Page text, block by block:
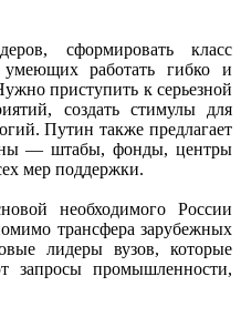
сформировать класс
умеющих работать гибко и
приступить к серьезной
создать стимулы для
Путин также предлагает
— штабы, фонды, центры
мер поддержки.
необходимого России
трансфера зарубежных
лидеры вузов, которые
запросы промышленности,